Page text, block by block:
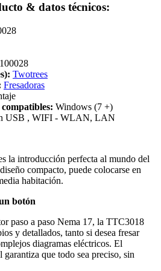
& datos técnicos:
Twotrees
Fresadoras
Windows (7 +)
USB , WIFI - WLAN, LAN
la introducción perfecta al mundo del
compacto, puede colocarse en
habitación.
botón
paso a paso Nema 17, la TTC3018
y detallados, tanto si desea fresar
diagramas eléctricos. El
garantiza que todo sea preciso, sin